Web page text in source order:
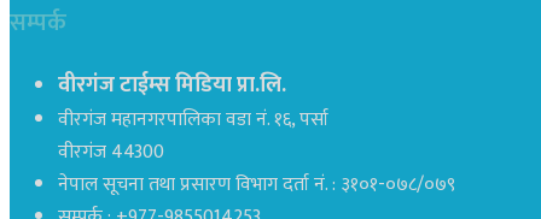
सम्पर्क
वीरगंज टाईम्स मिडिया प्रा.लि.
वीरगंज महानगरपालिका वडा नं. १६, पर्सा
वीरगंज 44300
नेपाल सूचना तथा प्रसारण विभाग दर्ता नं. : ३१०१-०७८/०७९